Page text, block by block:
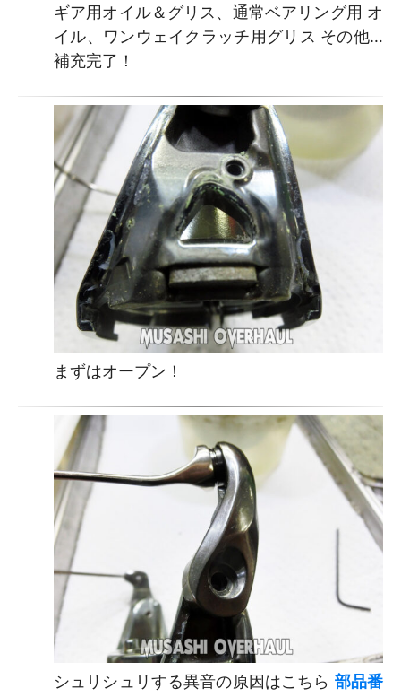
ギア用オイル＆グリス、通常ベアリング用 オ
イル、ワンウェイクラッチ用グリス その他…
補充完了！
まずはオープン！
シュリシュリする異音の原因はこちら 部品番